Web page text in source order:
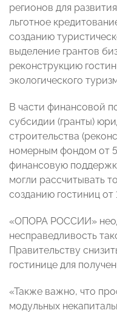
регионов для
льготное
созданию
выделение грантов
реконструкцию
экологического
В части финансовой
субсидии (гранты)
строительства
номерным фондом от
финансовую
могли рассчитывать
созданию гостиниц от
«ОПОРА РОССИИ»
несправедливость
Правительству
гостинице для
«Также важно, что
модульных